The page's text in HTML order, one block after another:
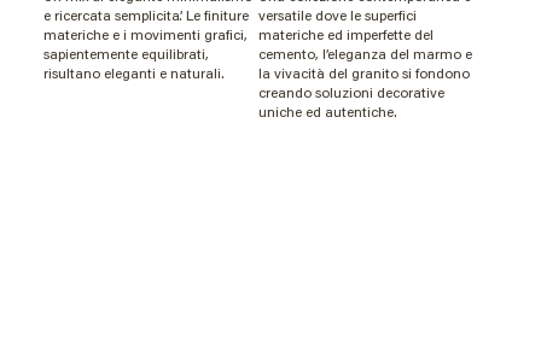
e ricercata semplicita’. Le finiture
materiche e i movimenti grafici,
sapientemente equilibrati,
risultano eleganti e naturali.
versatile dove le superfici
materiche ed imperfette del
cemento, l’eleganza del marmo e
la vivacità del granito si fondono
creando soluzioni decorative
uniche ed autentiche.